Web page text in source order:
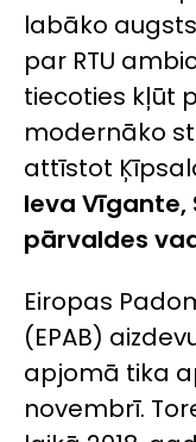
labāko
par RTU
tiecoties kļūt
modernāko
attīstot
Ieva Vīgante,
pārvaldes
Eiropas
(EPAB)
apjomā tika
novembrī.